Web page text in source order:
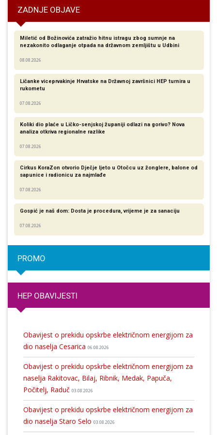
ZADNJE OBJAVE
Miletić od Božinovića zatražio hitnu istragu zbog sumnje na
nezakonito odlaganje otpada na državnom zemljištu u Udbini
08.08.2026
Ličanke viceprvakinje Hrvatske na Državnoj završnici HEP turnira u
rukometu
07.08.2026
Koliki dio plaće u Ličko-senjskoj županiji odlazi na gorivo? Nova
analiza otkriva regionalne razlike​
07.08.2026
Cirkus KoraZon otvorio Dječje ljeto u Otočcu uz žonglere, balone od
sapunice i radionicu za najmlađe
07.08.2026
Gospić je naš dom: Dosta je procedura, vrijeme je za sanaciju
07.08.2026
PROMO
HEP OBAVIJESTI
Obavijest o prekidu opskrbe električnom energijom za
dio naselja Cesarica 06.08.2026
Obavijest o prekidu opskrbe električnom energijom za
naselja Rakitovac, Bilaj, Ribnik, Medak, Papuča,
Počitelj, Raduč 03.08.2026
Obavijest o prekidu opskrbe električnom energijom za
dio naselja Staro Selo 03.08.2026